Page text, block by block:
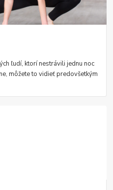
ľudí, ktorí nestrávili jednu noc
môžete to vidieť predovšetkým